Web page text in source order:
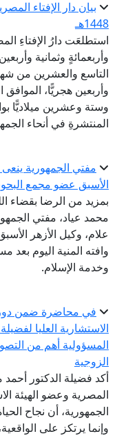
بيان دار الإفتاء
1448هـ
استطلعَت دارُ الإفتاءِ
وأربعمائةٍ وثمانية
التاسع والعشرين من
وأربعين هجريًّا،
وستة وعشرين ميلاديًّا
المنتشرةِ في أنحاء
مفتي الجمهورية ينعى
الأسبق عضو مجمع
بمزيد من الرضا بقضاء
محمد عياد، مفتي
علام، وكيل الأزهر
وافته المنية اليوم بعد
وخدمة الإسلام.
في محاضرة ضمن دورة
الاستشارية العليا
المسؤولية أهم من
الزوجية
أكد فضيلة الدكتور أحمد
المصرية وعضو الهيئة
الجمهورية، أن نجاح
وإنما يرتكز على